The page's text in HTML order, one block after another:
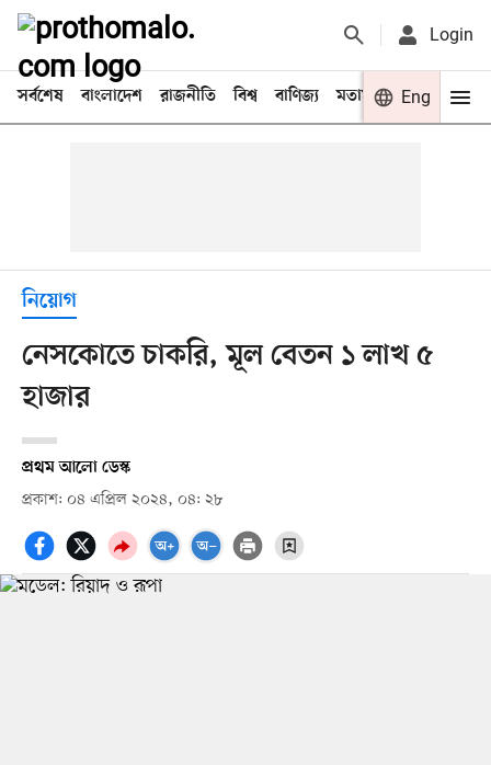
Login
সর্বশেষ বাংলাদেশ রাজনীতি বিশ্ব বাণিজ্য মতামত খেলা
Eng
নিয়োগ
নেসকোতে চাকরি, মূল বেতন ১ লাখ ৫
হাজার
প্রথম আলো ডেস্ক
প্রকাশ: ০৪ এপ্রিল ২০২৪, ০৪: ২৮